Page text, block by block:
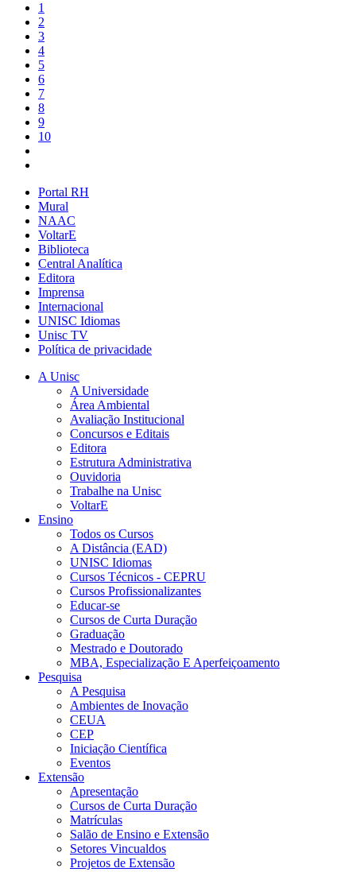
1
2
3
4
5
6
7
8
9
10
Portal RH
Mural
NAAC
VoltarE
Biblioteca
Central Analítica
Editora
Imprensa
Internacional
UNISC Idiomas
Unisc TV
Política de privacidade
A Unisc
A Universidade
Área Ambiental
Avaliação Institucional
Concursos e Editais
Editora
Estrutura Administrativa
Ouvidoria
Trabalhe na Unisc
VoltarE
Ensino
Todos os Cursos
A Distância (EAD)
UNISC Idiomas
Cursos Técnicos - CEPRU
Cursos Profissionalizantes
Educar-se
Cursos de Curta Duração
Graduação
Mestrado e Doutorado
MBA, Especialização E Aperfeiçoamento
Pesquisa
A Pesquisa
Ambientes de Inovação
CEUA
CEP
Iniciação Científica
Eventos
Extensão
Apresentação
Cursos de Curta Duração
Matrículas
Salão de Ensino e Extensão
Setores Vincualdos
Projetos de Extensão